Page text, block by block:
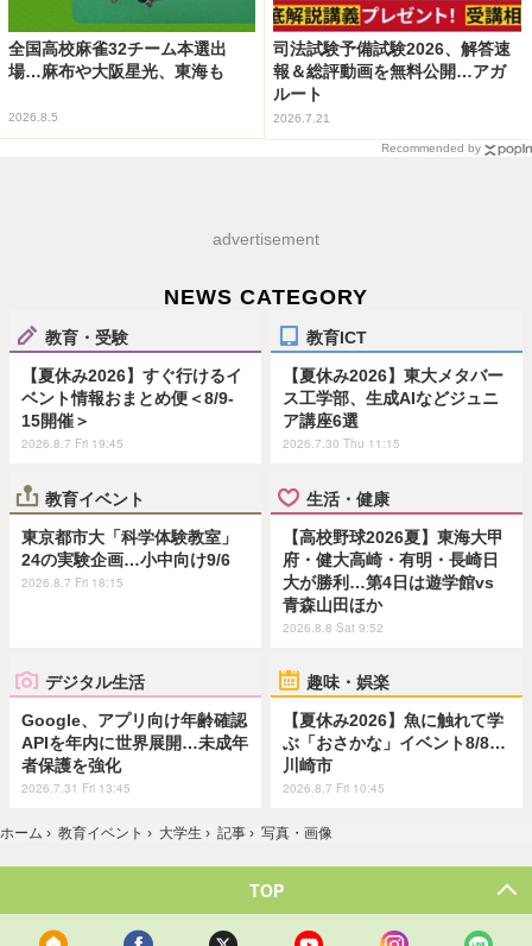
全国高校麻雀32チーム本選出
場…麻布や大阪星光、東海も
2026.8.5
司法試験予備試験2026、解答速
報＆総評動画を無料公開…アガ
ルート
2026.7.21
Recommended by
advertisement
NEWS CATEGORY
教育・受験
【夏休み2026】すぐ行けるイ
ベント情報おまとめ便＜8/9-
15開催＞
2026.8.7 Fri 19:45
教育ICT
【夏休み2026】東大メタバー
ス工学部、生成AIなどジュニ
ア講座6選
2026.7.30 Thu 11:15
教育イベント
東京都市大「科学体験教室」
24の実験企画…小中向け9/6
2026.8.7 Fri 18:15
生活・健康
【高校野球2026夏】東海大甲
府・健大高崎・有明・長崎日
大が勝利…第4日は遊学館vs
青森山田ほか
2026.8.8 Sat 9:52
デジタル生活
Google、アプリ向け年齢確認
APIを年内に世界展開…未成年
者保護を強化
2026.7.31 Fri 13:45
趣味・娯楽
【夏休み2026】魚に触れて学
ぶ「おさかな」イベント8/8…
川崎市
2026.8.7 Fri 10:45
ホーム › 教育イベント › 大学生 › 記事 › 写真・画像
TOP